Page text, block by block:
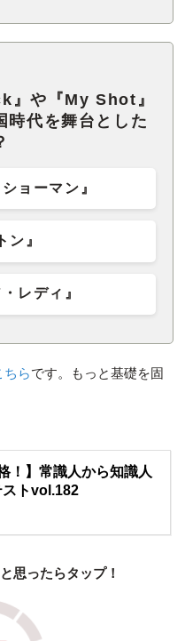
や『My Shot』
時代を舞台とした
ョーマン』
ン』
レディ』
ちらです。もっと基礎を固
！】常識人から知識人
トvol.182
思ったらタップ！